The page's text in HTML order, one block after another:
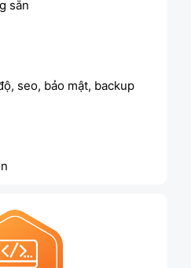
sẵn
seo, bảo mật, backup